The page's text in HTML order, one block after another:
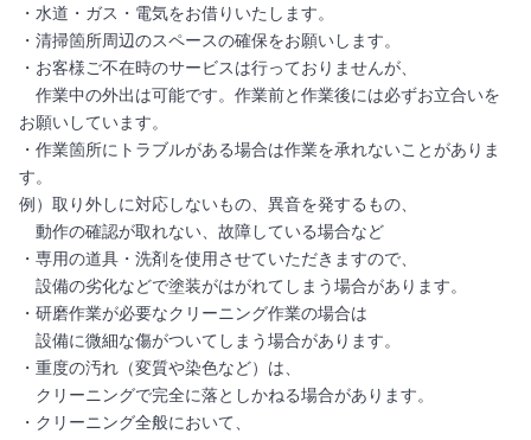
・水道・ガス・電気をお借りいたします。
・清掃箇所周辺のスペースの確保をお願いします。
・お客様ご不在時のサービスは行っておりませんが、
作業中の外出は可能です。作業前と作業後には必ずお立合いを
お願いしています。
・作業箇所にトラブルがある場合は作業を承れないことがありま
す。
例）取り外しに対応しないもの、異音を発するもの、
動作の確認が取れない、故障している場合など
・専用の道具・洗剤を使用させていただきますので、
設備の劣化などで塗装がはがれてしまう場合があります。
・研磨作業が必要なクリーニング作業の場合は
設備に微細な傷がついてしまう場合があります。
・重度の汚れ（変質や染色など）は、
クリーニングで完全に落としかねる場合があります。
・クリーニング全般において、